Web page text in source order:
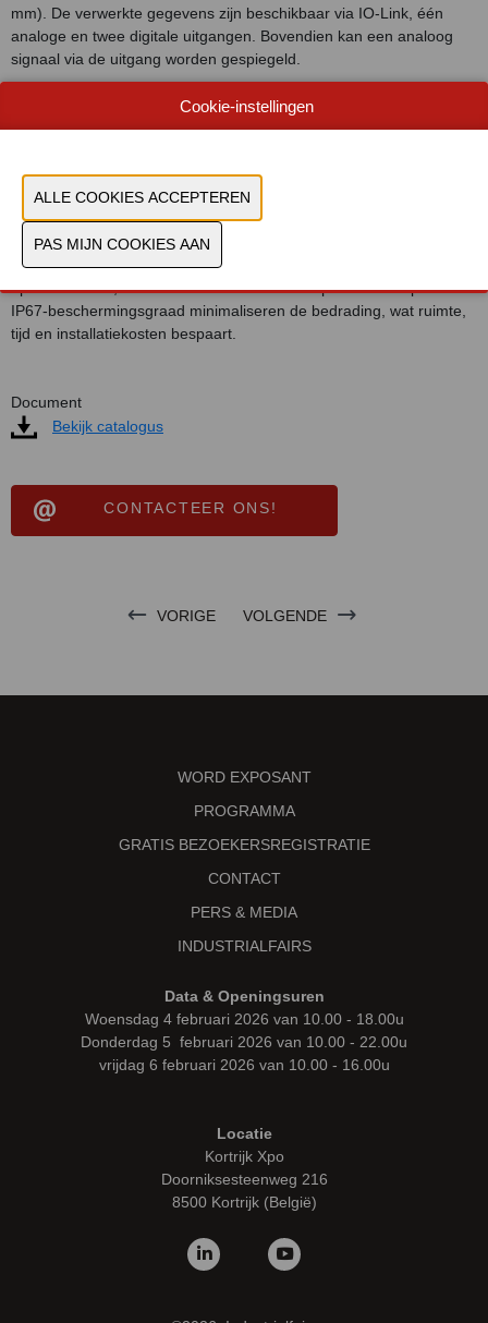
mm). De verwerkte gegevens zijn beschikbaar via IO-Link, één
analoge en twee digitale uitgangen. Bovendien kan een analoog
signaal via de uitgang worden gespiegeld.
Typische toepassingen zijn onder meer differentiële drukbewaking
breedtemeting van bewegende objecten met behulp van twee
afstandssensoren.
Snelle installatie bespaart tijd en geld
De DP1204 is ontworpen voor installatie dicht bij het veld – direct
op de machine, zonder schakelkast. Het compacte ontwerp en de
IP67-beschermingsgraad minimaliseren de bedrading, wat ruimte,
tijd en installatiekosten bespaart.
Document
Bekijk catalogus
CONTACTEER ONS!
VORIGE VOLGENDE
WORD EXPOSANT
PROGRAMMA
GRATIS BEZOEKERSREGISTRATIE
CONTACT
PERS & MEDIA
INDUSTRIALFAIRS
Data & Openingsuren
Woensdag 4 februari 2026 van 10.00 - 18.00u
Donderdag 5 februari 2026 van 10.00 - 22.00u
vrijdag 6 februari 2026 van 10.00 - 16.00u
Locatie
Kortrijk Xpo
Doorniksesteenweg 216
8500 Kortrijk (België)
Cookie-instellingen